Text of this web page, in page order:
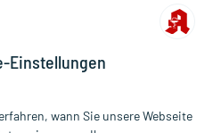
Einstellungen
wann Sie unsere Webseite